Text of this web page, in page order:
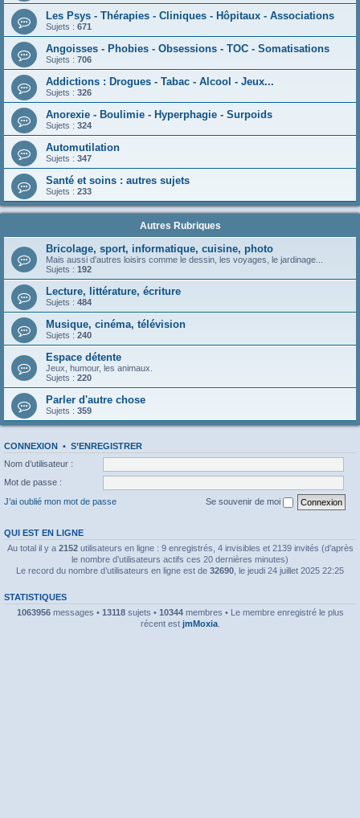
Les Psys - Thérapies - Cliniques - Hôpitaux - Associations
Sujets : 671
Angoisses - Phobies - Obsessions - TOC - Somatisations
Sujets : 706
Addictions : Drogues - Tabac - Alcool - Jeux...
Sujets : 326
Anorexie - Boulimie - Hyperphagie - Surpoids
Sujets : 324
Automutilation
Sujets : 347
Santé et soins : autres sujets
Sujets : 233
Autres Rubriques
Bricolage, sport, informatique, cuisine, photo
Mais aussi d'autres loisirs comme le dessin, les voyages, le jardinage...
Sujets : 192
Lecture, littérature, écriture
Sujets : 484
Musique, cinéma, télévision
Sujets : 240
Espace détente
Jeux, humour, les animaux.
Sujets : 220
Parler d'autre chose
Sujets : 359
CONNEXION • S’ENREGISTRER
Nom d’utilisateur :
Mot de passe :
J’ai oublié mon mot de passe
Se souvenir de moi
QUI EST EN LIGNE
Au total il y a 2152utilisateurs en ligne : 9 enregistrés, 4 invisibles et 2139 invités (d’après
le nombre d’utilisateurs actifs ces 20 dernières minutes)
Le record du nombre d’utilisateurs en ligne est de 32690 , le jeudi 24 juillet 2025 22:25
STATISTIQUES
1063956messages • 13118sujets • 10344membres • Le membre enregistré le plus
récent est jmMoxia.